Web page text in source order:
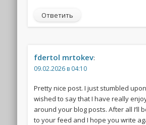
Ответить
fdertol mrtokev:
09.02.2026 в 04:10
Pretty nice post. I just stumbled
wished to say that I have really
around your blog posts. After all I’ll
to your feed and I hope you write